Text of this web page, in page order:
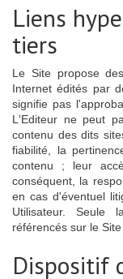
Liens
tiers
Le Site propose
Internet édités par
signifie pas
L'Editeur ne peut
contenu des dits
fiabilité, la
contenu ; leur
conséquent, la
en cas d'éventuel
Utilisateur. Seule
référencés sur le
Dispositif